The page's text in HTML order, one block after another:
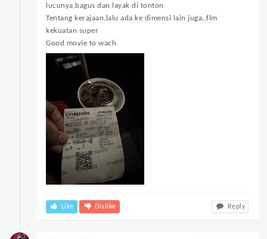
lucunya,bagus dan layak di tonton
Tentang kerajaan,lalu ada ke dimensi lain juga,,flm
kekuatan super
Good movie to wach
Like Dislike Reply